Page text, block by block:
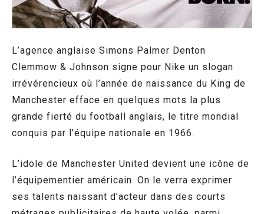
L’agence anglaise Simons Palmer Denton
Clemmow & Johnson signe pour Nike un slogan
irrévérencieux où l’année de naissance du King de
Manchester efface en quelques mots la plus
grande fierté du football anglais, le titre mondial
conquis par l’équipe nationale en 1966.
L’idole de Manchester United devient une icône de
l’équipementier américain. On le verra exprimer
ses talents naissant d’acteur dans des courts